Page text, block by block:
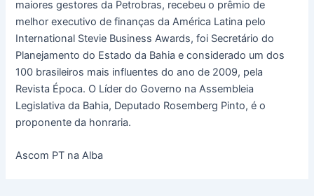
maiores gestores da Petrobras, recebeu o prêmio de
melhor executivo de finanças da América Latina pelo
International Stevie Business Awards, foi Secretário do
Planejamento do Estado da Bahia e considerado um dos
100 brasileiros mais influentes do ano de 2009, pela
Revista Época. O Líder do Governo na Assembleia
Legislativa da Bahia, Deputado Rosemberg Pinto, é o
proponente da honraria.
Ascom PT na Alba